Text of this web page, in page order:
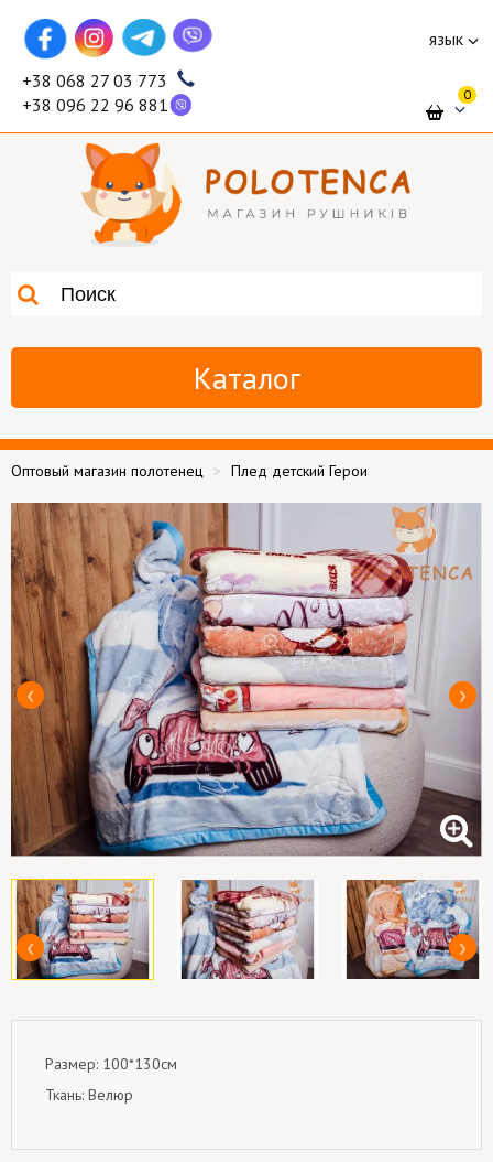
язык
+38 068 27 03 773
+38 096 22 96 881
0
Каталог
Оптовый магазин полотенец Плед детский Герои
Размер: 100*130см
Ткань: Велюр